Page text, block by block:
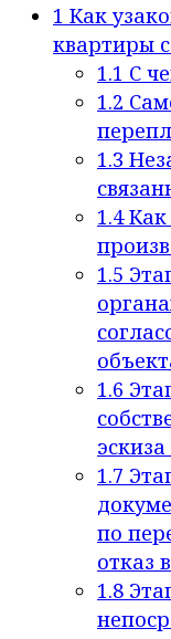
1 Как
квартиры
1.1 С
1.2
1.3
1.4Как
1.5
1.6
1.7
по
отказ
1.8